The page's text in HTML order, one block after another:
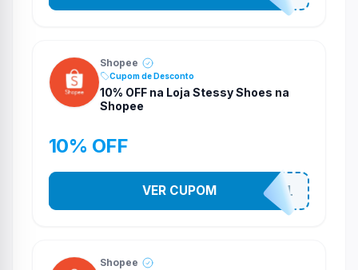
Shopee
Cupom de Desconto
10% OFF na Loja Stessy Shoes na
Shopee
10% OFF
STES2541
VER CUPOM
Shopee